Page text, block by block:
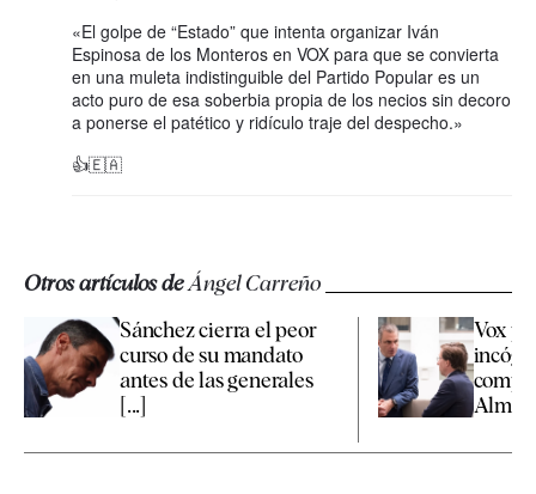
«El golpe de “Estado” que intenta organizar Iván
Espinosa de los Monteros en VOX para que se convierta
en una muleta indistinguible del Partido Popular es un
acto puro de esa soberbia propia de los necios sin decoro
a ponerse el patético y ridículo traje del despecho.»
👍🇪🇦
Otros artículos deÁngel Carreño
Sánchez cierra el peor
curso de su mandato
antes de las generales
[...]
Vox